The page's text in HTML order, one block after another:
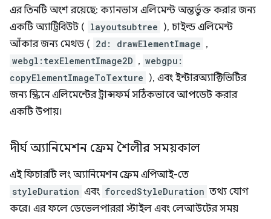
এর তিনটি অংশ রয়েছে: ক্যানভাস এলিমেন্ট অন্তর্ভুক্ত করার জন্য
একটি অ্যাট্রিবিউট ( layoutsubtree ), চাইল্ড এলিমেন্ট
আঁকার জন্য মেথড ( 2d: drawElementImage ,
webgl:texElementImage2D , webgpu:
copyElementImageToTexture ), এবং ইন্টারঅ্যাক্টিভিটির
জন্য স্ক্রিনে এলিমেন্টের ট্রান্সফর্ম সঠিকভাবে আপডেট করার
একটি উপায়।
দীর্ঘ অ্যানিমেশন ফ্রেম শৈলীর সময়কাল
এই ফিচারটি লং অ্যানিমেশন ফ্রেম এপিআই-তে
styleDuration এবং forcedStyleDuration তথ্য যোগ
করে। এর ফলে ডেভেলপাররা স্টাইল এবং লেআউটের সময়